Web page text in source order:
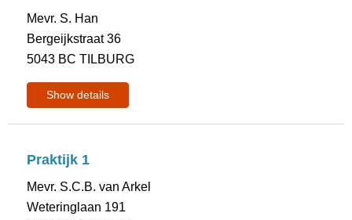
Mevr. S. Han
Bergeijkstraat 36
5043 BC TILBURG
Show details
Praktijk 1
Mevr. S.C.B. van Arkel
Weteringlaan 191